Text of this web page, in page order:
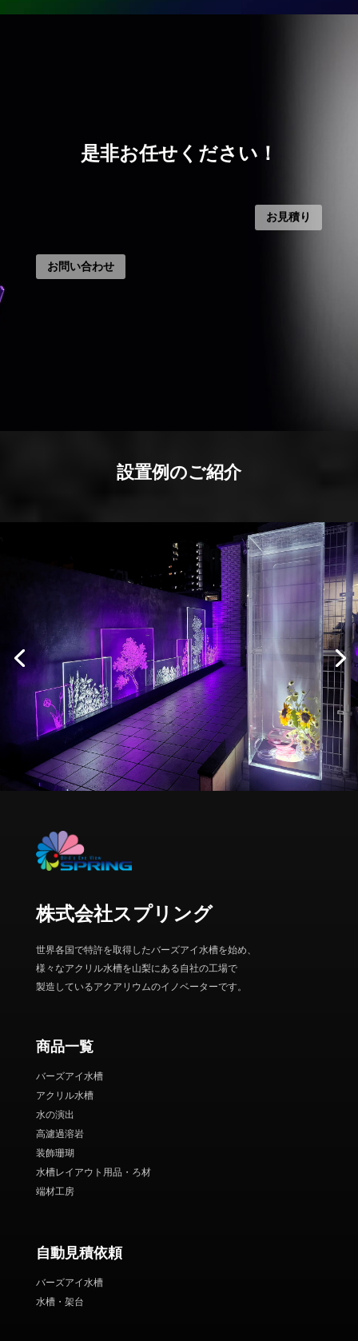
是非お任せください！
お見積り
お問い合わせ
設置例のご紹介
株式会社スプリング
世界各国で特許を取得したバーズアイ水槽を始め、
様々なアクリル水槽を山梨にある自社の工場で
製造しているアクアリウムのイノベーターです。
商品一覧
バーズアイ水槽
アクリル水槽
水の演出
高濾過溶岩
装飾珊瑚
水槽レイアウト用品・ろ材
端材工房
自動見積依頼
バーズアイ水槽
水槽・架台